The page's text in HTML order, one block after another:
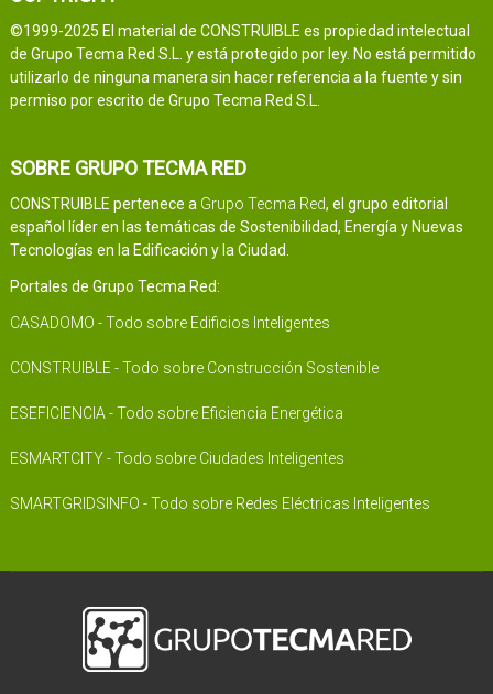
©1999-2025 El material de CONSTRUIBLE es propiedad intelectual
de Grupo Tecma Red S.L. y está protegido por ley. No está permitido
utilizarlo de ninguna manera sin hacer referencia a la fuente y sin
permiso por escrito de Grupo Tecma Red S.L.
SOBRE GRUPO TECMA RED
CONSTRUIBLE pertenece a Grupo Tecma Red, el grupo editorial
español líder en las temáticas de Sostenibilidad, Energía y Nuevas
Tecnologías en la Edificación y la Ciudad.
Portales de Grupo Tecma Red:
CASADOMO - Todo sobre Edificios Inteligentes
CONSTRUIBLE - Todo sobre Construcción Sostenible
ESEFICIENCIA - Todo sobre Eficiencia Energética
ESMARTCITY - Todo sobre Ciudades Inteligentes
SMARTGRIDSINFO - Todo sobre Redes Eléctricas Inteligentes